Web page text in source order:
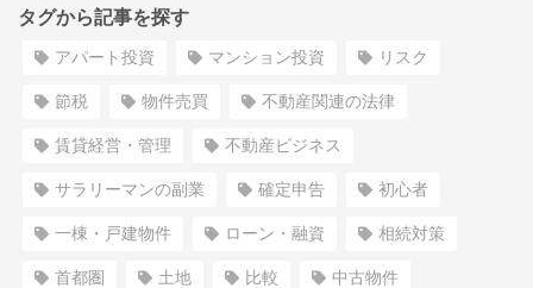
タグから記事を探す
アパート投資 マンション投資 リスク
節税 物件売買 不動産関連の法律
賃貸経営・管理 不動産ビジネス
サラリーマンの副業 確定申告 初心者
一棟・戸建物件 ローン・融資 相続対策
首都圏 土地 比較 中古物件